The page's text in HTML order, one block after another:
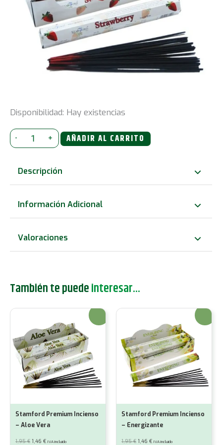
Disponibilidad: Hay existencias
-
Stamford
Premium
Incienso
+ AÑADIR AL CARRITO
Descripción
Información Adicional
Valoraciones
También te puedeinteresar...
¡Oferta!
Stamford Premium Incienso
– Aloe Vera
1,95€ El
1,46 €ElIVA incluido
¡Oferta!
Stamford Premium Incienso
– Energizante
1,95€ El
1,46 €ElIVA incluido